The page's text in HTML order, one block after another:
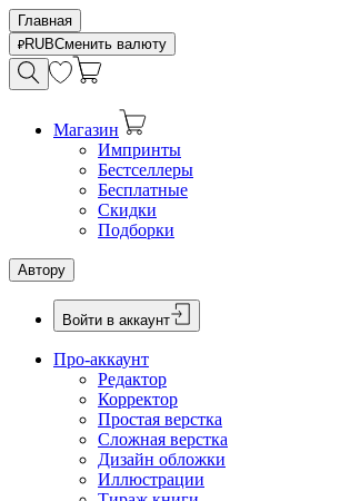
Главная
RUBСменить валюту
Магазин
Импринты
Бестселлеры
Бесплатные
Скидки
Подборки
Автору
Войти в аккаунт
Про-аккаунт
Редактор
Корректор
Простая верстка
Сложная верстка
Дизайн обложки
Иллюстрации